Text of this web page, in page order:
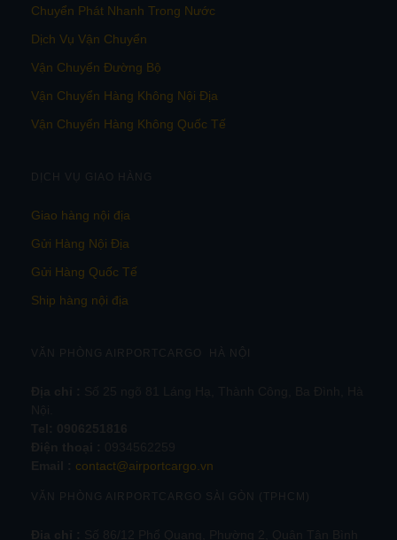
Chuyển Phát Nhanh Trong Nước
Dịch Vụ Vận Chuyển
Vận Chuyển Đường Bộ
Vận Chuyển Hàng Không Nội Địa
Vận Chuyển Hàng Không Quốc Tế
DỊCH VỤ GIAO HÀNG
Giao hàng nội địa
Gửi Hàng Nội Địa
Gửi Hàng Quốc Tế
Ship hàng nội địa
VĂN PHÒNG AIRPORTCARGO HÀ NỘI
contact@airportcargo.vn
VĂN PHÒNG AIRPORTCARGO SÀI GÒN (TPHCM)